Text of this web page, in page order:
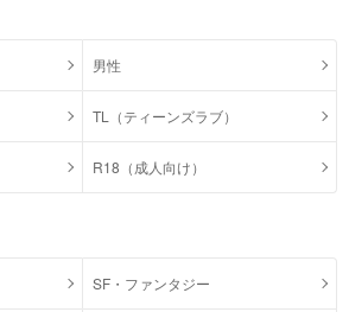
男性
TL（ティーンズラブ）
R18（成人向け）
SF・ファンタジー